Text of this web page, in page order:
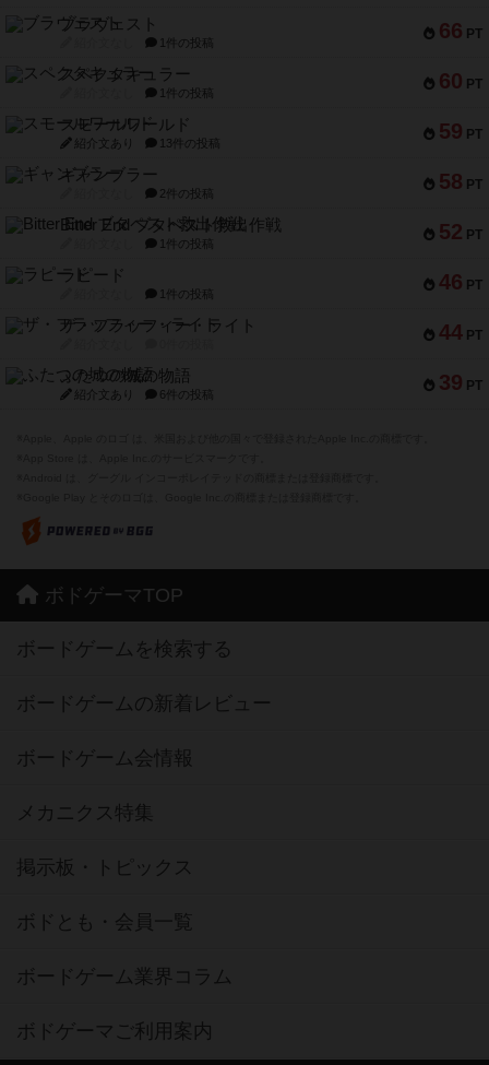
66 PT
ブラヴェスト
1件の投稿
60 PT
スペクタキュラー
1件の投稿
59 PT
スモールワールド
紹介文あり 13件の投稿
58 PT
ギャンブラー
2件の投稿
52 PT
Bitter End ブタペスト救出作戦
1件の投稿
46 PT
ラピード
1件の投稿
44 PT
ザ・フラッフィー・ライト
39 PT
ふたつの城の物語
紹介文あり 6件の投稿
ボドゲーマTOP
ボードゲームを検索する
ボードゲームの新着レビュー
ボードゲーム会情報
メカニクス特集
掲示板・トピックス
ボドとも・会員一覧
ボードゲーム業界コラム
ボドゲーマご利用案内